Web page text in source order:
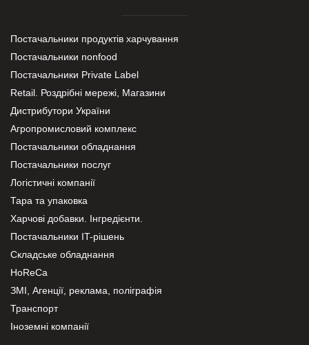
Постачальники продуктів харчування
Постачальники nonfood
Постачальники Private Label
Retail. Роздрібні мережі, Магазини
Дистрибутори України
Агропромисловий комплекс
Постачальники обладнання
Постачальники послуг
Логістичні компанії
Тара та упаковка
Харчові добавки. Інгредієнти.
Постачальники IT-рішень
Складське обладнання
HoReCa
ЗМІ, Агенції, реклама, поліграфія
Транспорт
Іноземні компанії